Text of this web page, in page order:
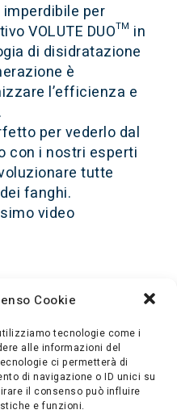
Cookie
tecnologie come i
alle informazioni del
ci permetterà di
di navigazione o ID unici su
il consenso può influire
e funzioni.
imperdibile per
VOLUTE DUO™ in
di disidratazione
è
l’efficienza e
per vederlo dal
con i nostri esperti
tutte
fanghi.
video